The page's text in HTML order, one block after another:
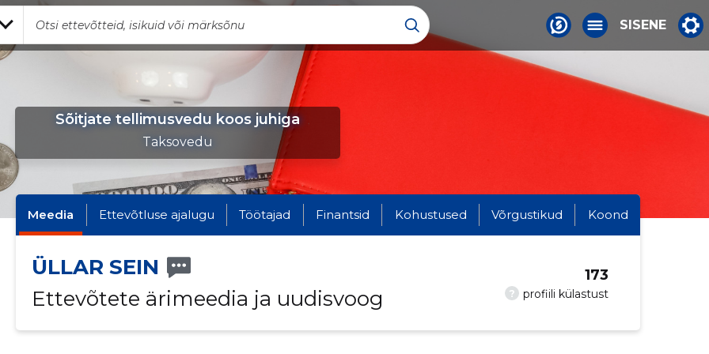
SISENE
Sõitjate tellimusvedu koos juhiga
Taksovedu
Meedia Ettevõtluse ajalugu Töötajad Finantsid Kohustused Võrgustikud Koond
ÜLLAR SEIN
Ettevõtete ärimeedia ja uudisvoog
? profiili külastust
173